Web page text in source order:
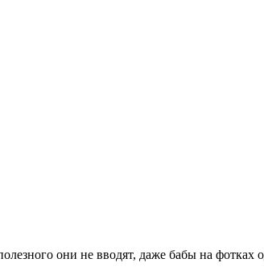
они не вводят, даже бабы на